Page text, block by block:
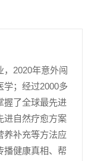
，2020年意外闯
学；经过2000多
握了全球最先进
进自然疗愈方案
养补充等方法应
播健康真相、帮